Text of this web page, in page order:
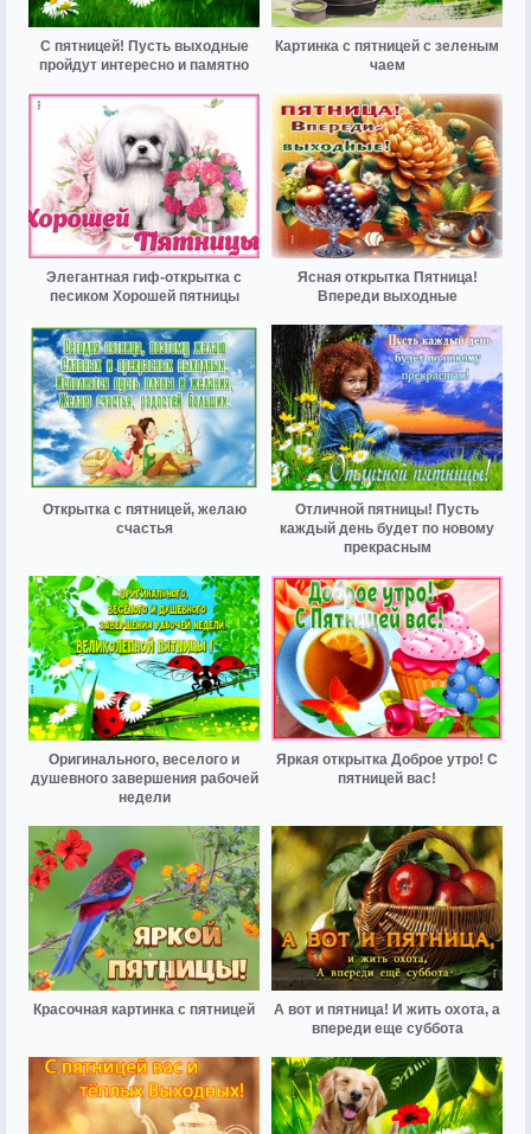
С пятницей! Пусть выходные
пройдут интересно и памятно
Картинка с пятницей с зеленым
чаем
Элегантная гиф-открытка с
песиком Хорошей пятницы
Ясная открытка Пятница!
Впереди выходные
Открытка с пятницей, желаю
счастья
Отличной пятницы! Пусть
каждый день будет по новому
прекрасным
Оригинального, веселого и
душевного завершения рабочей
недели
Яркая открытка Доброе утро! С
пятницей вас!
Красочная картинка с пятницей
А вот и пятница! И жить охота, а
впереди еще суббота